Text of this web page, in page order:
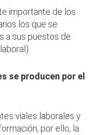
importante de los
los que se
a sus puestos de
se producen por el
viales laborales y
por ello, la